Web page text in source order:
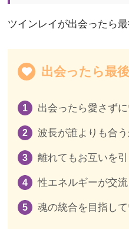
ツインレイが出会ったら
出会ったら最
出会ったら愛さず
波長が誰よりも合
離れてもお互いを
性エネルギーが交
魂の統合を目指し